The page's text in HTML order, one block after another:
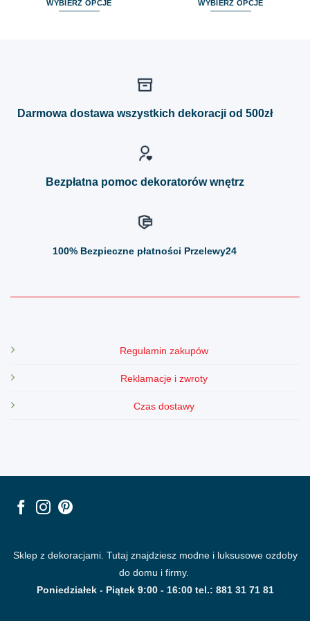
WYBIERZ OPCJE WYBIERZ OPCJE
można
Darmowa dostawa wszystkich dekoracji od 500zł
Bezpłatna pomoc dekoratorów wnętrz
100% Bezpieczne płatności Przelewy24
Regulamin zakupów
Reklamacje i zwroty
Czas dostawy
Sklep z dekoracjami. Tutaj znajdziesz modne i luksusowe ozdoby
do domu i firmy.
Poniedziałek - Piątek 9:00 - 16:00 tel.: 881 31 71 81